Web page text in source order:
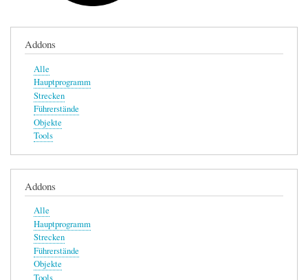
Addons
Alle
Hauptprogramm
Strecken
Führerstände
Objekte
Tools
Addons
Alle
Hauptprogramm
Strecken
Führerstände
Objekte
Tools